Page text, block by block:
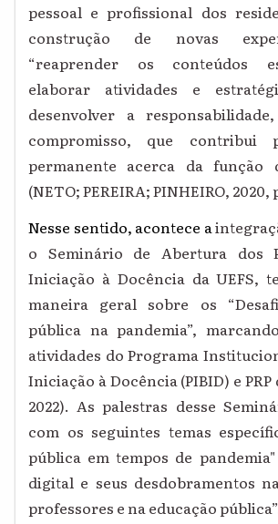
pessoal e profissional dos
construção de novas
“reaprender os conteúdos
elaborar atividades e
desenvolver a
compromisso, que contribui
permanente acerca da função
(NETO; PEREIRA; PINHEIRO, 2020,
Nesse sentido, acontece a
o Seminário de Abertura dos
Iniciação à Docência da UEFS,
maneira geral sobre os
pública na pandemia”,
atividades do Programa
Iniciação à Docência (PIBID) e PRP
2022). As palestras desse
com os seguintes temas
pública em tempos de
digital e seus desdobramentos
professores e na educação